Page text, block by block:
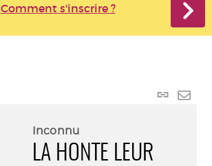
Comment s'inscrire ?
Lien
Inconnu
LA HONTE LEUR